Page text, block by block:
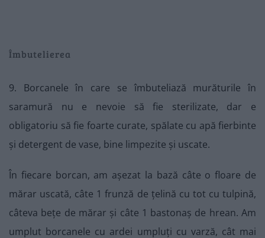
Îmbutelierea
9. Borcanele în care se îmbuteliază murăturile în
saramură nu e nevoie să fie sterilizate, dar e
obligatoriu să fie foarte curate, spălate cu apă fierbinte
și detergent de vase, bine limpezite și uscate.
În fiecare borcan, am așezat la bază câte o floare de
mărar uscată, câte 1 frunză de țelină cu tot cu tulpină,
câteva bețe de mărar și câte 1 bastonaș de hrean. Am
umplut borcanele cu ardei umpluți cu varză, cât mai